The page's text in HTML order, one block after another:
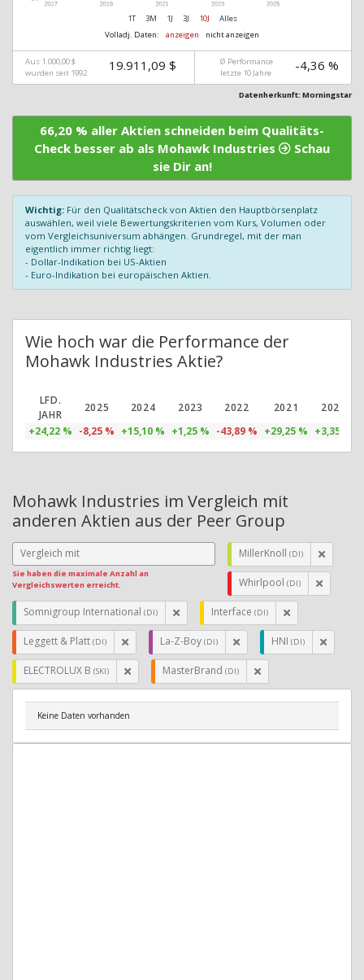
1T 3M 1J 3J 10J
Alles
Volladj. Daten:
anzeigen nicht anzeigen
Aus 1.000,00 $
wurden seit 1992
19.911,09 $
Ø Performance
letzte 10 Jahre
-4,36 %
Datenherkunft: Morningstar
66,20 % aller Aktien schneiden beim Qualitäts-
Check besser ab als Mohawk Industries
Schau
sie Dir an!
Wichtig: Für den Qualitätscheck von Aktien den Hauptbörsenplatz
auswählen, weil viele Bewertungskriterien vom Kurs, Volumen oder
vom Vergleichsuniversum abhängen. Grundregel, mit der man
eigentlich immer richtig liegt:
- Dollar-Indikation bei US-Aktien
- Euro-Indikation bei europäischen Aktien.
Wie hoch war die Performance der
Mohawk Industries Aktie?
LFD.
JAHR
2025 2024 2023 2022 2021
2020
+24,22 % -8,25 % +15,10 % +1,25 % -43,89 % +29,25 % +3,35 %
Mohawk Industries im Vergleich mit
anderen Aktien aus der Peer Group
Sie haben die maximale Anzahl an
Vergleichswerten erreicht.
MillerKnoll (DI)
Whirlpool (DI)
Somnigroup International (DI) Interface (DI)
Leggett & Platt (DI) La-Z-Boy (DI) HNI (DI)
ELECTROLUX B (SKI) MasterBrand (DI)
Keine Daten vorhanden